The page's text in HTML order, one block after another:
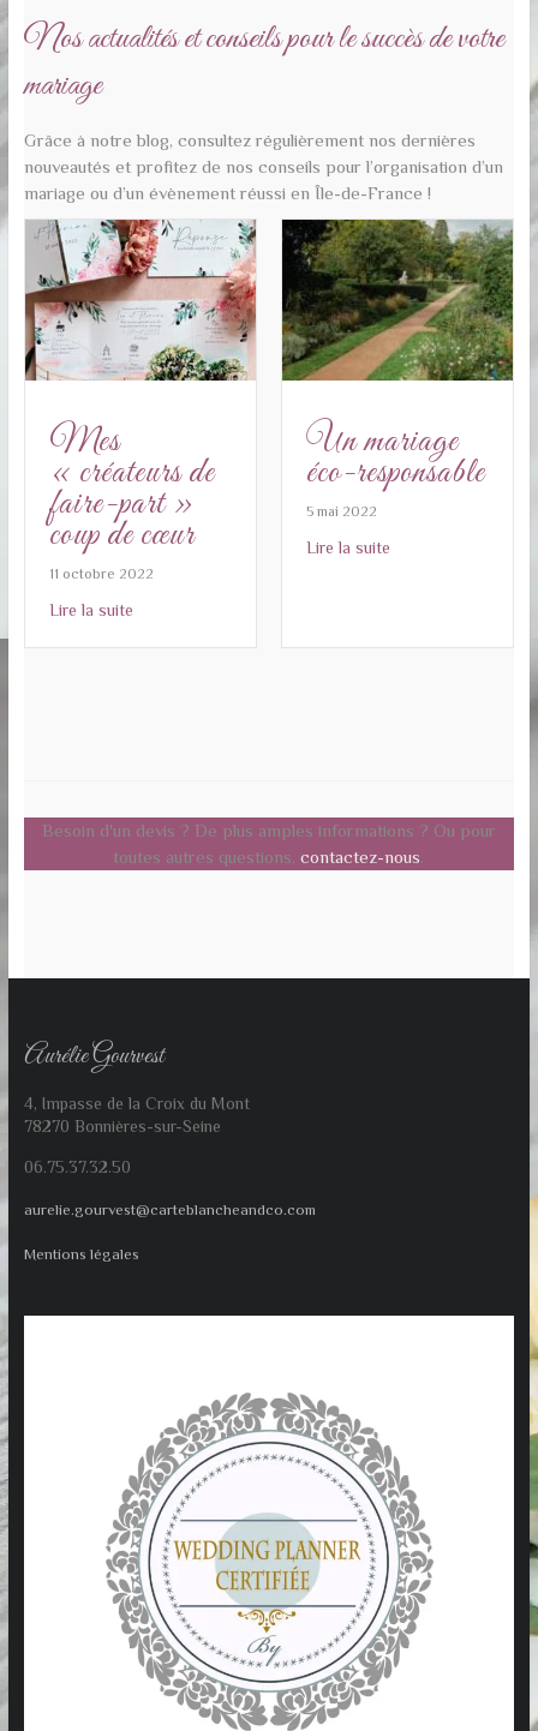
Nos actualités et conseils pour le succès de votre
mariage
Grâce à notre blog, consultez régulièrement nos dernières
nouveautés et profitez de nos conseils pour l’organisation d’un
mariage ou d’un évènement réussi en Île-de-France !
Mes
« créateurs de
faire-part »
coup de cœur
11 octobre 2022
Lire la suiteabout Mes « créateurs de faire-part » coup de cœur
Un mariage
éco-responsable
5 mai 2022
Lire la suiteabout Un mariage
Besoin d'un devis ? De plus amples informations ? Ou pour
toutes autres questions,contactez-nous
Aurélie Gourvest
4, Impasse de la Croix du Mont
78270 Bonnières-sur-Seine
06.75.37.32.50
aurelie.gourvest@carteblancheandco.com
Mentions légales